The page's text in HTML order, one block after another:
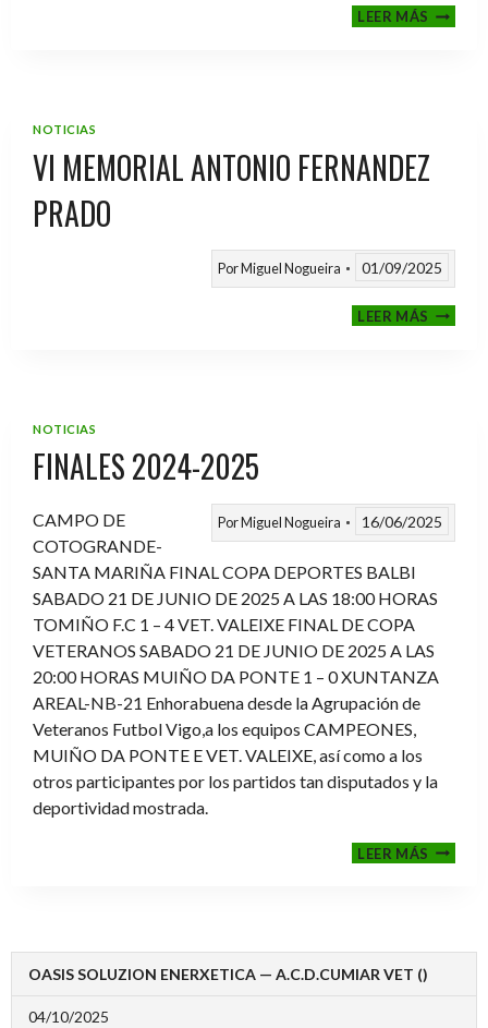
LEER MÁSIII
NOTICIAS
VI MEMORIAL ANTONIO FERNANDEZ
PRADO
PorMiguel Nogueira 01/09/2025
LEER MÁSVI
NOTICIAS
FINALES 2024-2025
PorMiguel Nogueira 16/06/2025
CAMPO DE
COTOGRANDE-
SANTA MARIÑA FINAL COPA DEPORTES BALBI
SABADO 21 DE JUNIO DE 2025 A LAS 18:00 HORAS
TOMIÑO F.C 1 – 4 VET. VALEIXE FINAL DE COPA
VETERANOS SABADO 21 DE JUNIO DE 2025 A LAS
20:00 HORAS MUIÑO DA PONTE 1 – 0 XUNTANZA
AREAL-NB-21 Enhorabuena desde la Agrupación de
Veteranos Futbol Vigo,a los equipos CAMPEONES,
MUIÑO DA PONTE E VET. VALEIXE, así como a los
otros participantes por los partidos tan disputados y la
deportividad mostrada.
LEER MÁS
2024-
OASIS SOLUZION ENERXETICA — A.C.D.CUMIAR VET ()
04/10/2025